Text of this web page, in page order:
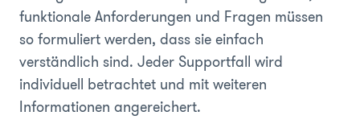
funktionale Anforderungen und Fragen müssen
so formuliert werden, dass sie einfach
verständlich sind. Jeder Supportfall wird
individuell betrachtet und mit weiteren
Informationen angereichert.